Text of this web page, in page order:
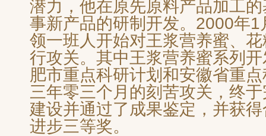
潜力，他在原先原料产品加工
事新产品的研制开发。2000年1
领一班人开始对王浆营养蜜、
行攻关。其中王浆营养蜜系列
肥市重点科研计划和安徽省重
三年零三个月的刻苦攻关，终
建设并通过了成果鉴定，并获
进步三等奖。